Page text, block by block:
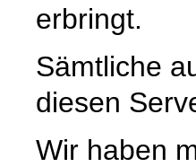
erbringt.
Sämtliche
diesen
Wir haben